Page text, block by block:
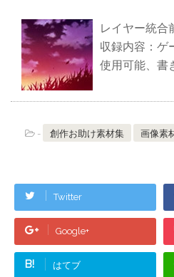
レイヤー統合
収録内容：ゲ
使用可能、書
- 創作お助け素材集 画像素
Twitter
Google+
B! はてブ